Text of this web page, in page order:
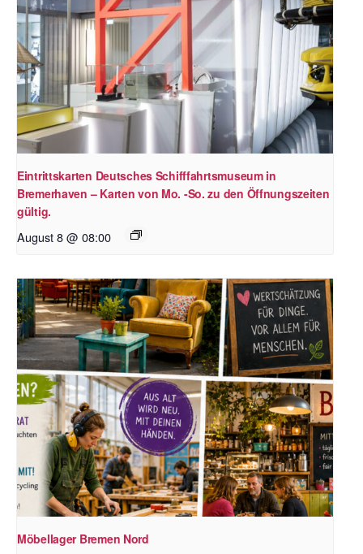
Eintrittskarten Deutsches Schifffahrtsmuseum in
Bremerhaven – Karten von Mo. -So. zu den Öffnungszeiten
gültig.
August 8 @ 08:00
Möbellager Bremen Nord